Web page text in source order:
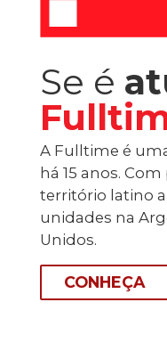
Se é
A Fulltime é
há 15 anos.
território latino
unidades na
Unidos.
CONHEÇA